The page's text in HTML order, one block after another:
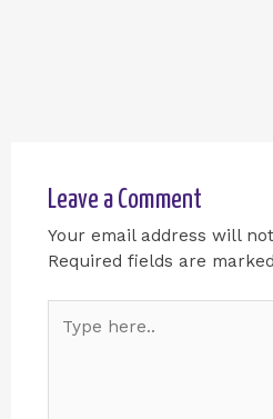
Leave a Comment
Your email address will
Required fields are marked